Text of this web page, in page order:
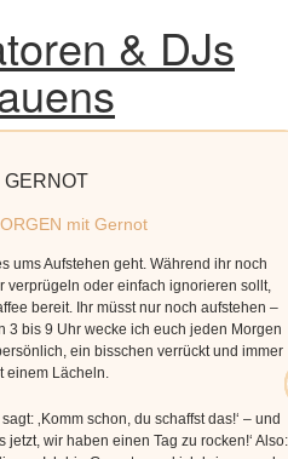
& DJs
GERNOT
mit Gernot
ums Aufstehen geht. Während ihr noch
verprügeln oder einfach ignorieren sollt,
bereit. Ihr müsst nur noch aufstehen –
3 bis 9 Uhr wecke ich euch jeden Morgen
ein bisschen verrückt und immer
einem Lächeln.
‚Komm schon, du schaffst das!‘ – und
jetzt, wir haben einen Tag zu rocken!‘ Also: